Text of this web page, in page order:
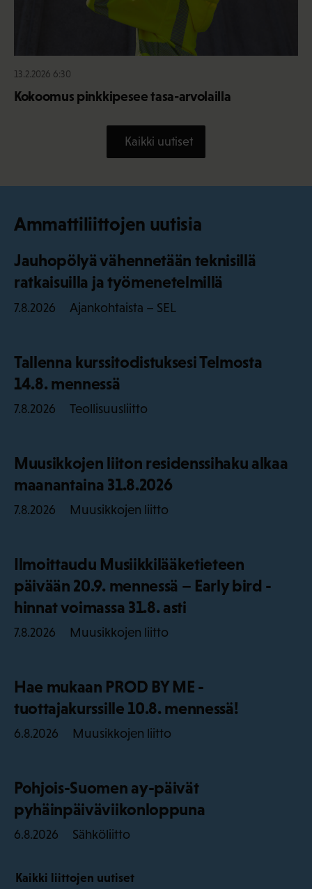
13.2.2026 6:30
Kokoomus pinkkipesee tasa-arvolailla
Kaikki uutiset
Ammattiliittojen uutisia
Jauhopölyä vähennetään teknisillä
ratkaisuilla ja työmenetelmillä
7.8.2026 Ajankohtaista – SEL
Tallenna kurssitodistuksesi Telmosta
14.8. mennessä
7.8.2026 Teollisuusliitto
Muusikkojen liiton residenssihaku alkaa
maanantaina 31.8.2026
7.8.2026 Muusikkojen liitto
Ilmoittaudu Musiikkilääketieteen
päivään 20.9. mennessä – Early bird -
hinnat voimassa 31.8. asti
7.8.2026 Muusikkojen liitto
Hae mukaan PROD BY ME -
tuottajakurssille 10.8. mennessä!
6.8.2026 Muusikkojen liitto
Pohjois-Suomen ay-päivät
pyhäinpäiväviikonloppuna
6.8.2026 Sähköliitto
Kaikki liittojen uutiset